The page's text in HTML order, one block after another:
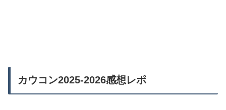
カウコン2025-2026感想レポ